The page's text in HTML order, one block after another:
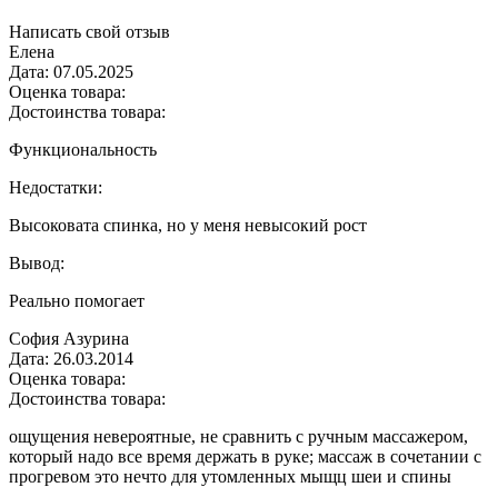
Написать свой отзыв
Елена
Дата: 07.05.2025
Оценка товара:
Достоинства товара:
Функциональность
Недостатки:
Высоковата спинка, но у меня невысокий рост
Вывод:
Реально помогает
София Азурина
Дата: 26.03.2014
Оценка товара:
Достоинства товара:
ощущения невероятные, не сравнить с ручным массажером,
который надо все время держать в руке; массаж в сочетании с
прогревом это нечто для утомленных мыщц шеи и спины